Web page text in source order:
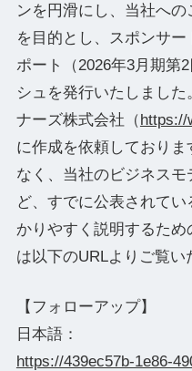
ンを円滑にし、当社へ
を目的とし、スポンサ
ポート（2026年3月期第
シュを発行いたしました
ナーズ株式会社（https://
に作成を依頼しており
なく、当社のビジネス
ど、すでに公表されて
かりやすく説明するた
は以下のURLよりご覧い
【フォローアップ】
日本語：
https://439ec57b-1e86-